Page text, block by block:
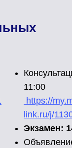
11:00
https://
link.ru/j/
Экзамен: